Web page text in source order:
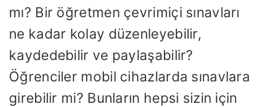
mı? Bir öğretmen çevrimiçi sınavları
ne kadar kolay düzenleyebilir,
kaydedebilir ve paylaşabilir?
Öğrenciler mobil cihazlarda sınavlara
girebilir mi? Bunların hepsi sizin için